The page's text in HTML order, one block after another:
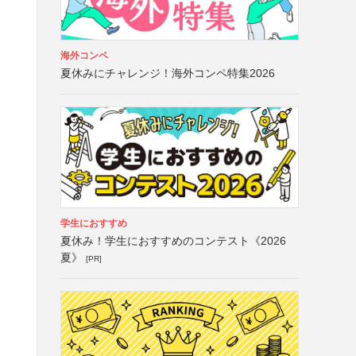
海外コンペ
夏休みにチャレンジ！海外コンペ特集2026
学生におすすめ
夏休み！学生におすすめのコンテスト《2026
夏》
[PR]